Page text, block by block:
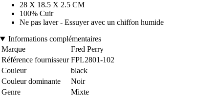
28 X 18.5 X 2.5 CM
100% Cuir
Ne pas laver - Essuyer avec un chiffon humide
Informations complémentaires
Marque
Fred Perry
Référence fournisseur FPL2801-102
Couleur
black
Couleur dominante
Noir
Genre
Mixte